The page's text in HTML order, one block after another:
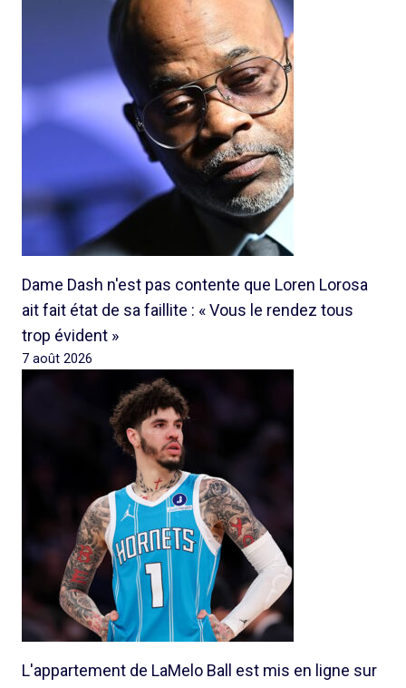
Dame Dash n'est pas contente que Loren Lorosa
ait fait état de sa faillite : « Vous le rendez tous
trop évident »
7 août 2026
L'appartement de LaMelo Ball est mis en ligne sur